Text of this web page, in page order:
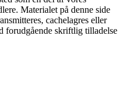
Materialet på denne side
cachelagres eller
forudgående skriftlig tilladelse